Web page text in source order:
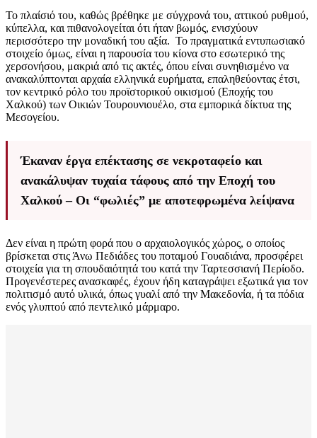
Το πλαίσιό του, καθώς βρέθηκε με σύγχρονά του, αττικού ρυθμού,
κύπελλα, και πιθανολογείται ότι ήταν βωμός, ενισχύουν
περισσότερο την μοναδική του αξία. Το πραγματικά εντυπωσιακό
στοιχείο όμως, είναι η παρουσία του κίονα στο εσωτερικό της
χερσονήσου, μακριά από τις ακτές, όπου είναι συνηθισμένο να
ανακαλύπτονται αρχαία ελληνικά ευρήματα, επαληθεύοντας έτσι,
τον κεντρικό ρόλο του προϊστορικού οικισμού (Εποχής του
Χαλκού) των Οικιών Τουρουνιουέλο, στα εμπορικά δίκτυα της
Μεσογείου.
Έκαναν έργα επέκτασης σε νεκροταφείο και
ανακάλυψαν τυχαία τάφους από την Εποχή του
Χαλκού – Οι “φωλιές” με αποτεφρωμένα λείψανα
Δεν είναι η πρώτη φορά που ο αρχαιολογικός χώρος, ο οποίος
βρίσκεται στις Άνω Πεδιάδες του ποταμού Γουαδιάνα, προσφέρει
στοιχεία για τη σπουδαιότητά του κατά την Ταρτεσσιανή Περίοδο.
Προγενέστερες ανασκαφές, έχουν ήδη καταγράψει εξωτικά για τον
πολιτισμό αυτό υλικά, όπως γυαλί από την Μακεδονία, ή τα πόδια
ενός γλυπτού από πεντελικό μάρμαρο.